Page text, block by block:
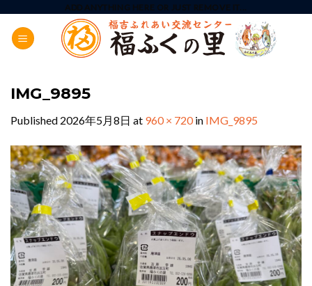
content
ADD ANYTHING HERE OR JUST REMOVE IT...
IMG_9895
Published 2026年5月8日 at 960 × 720in IMG_9895